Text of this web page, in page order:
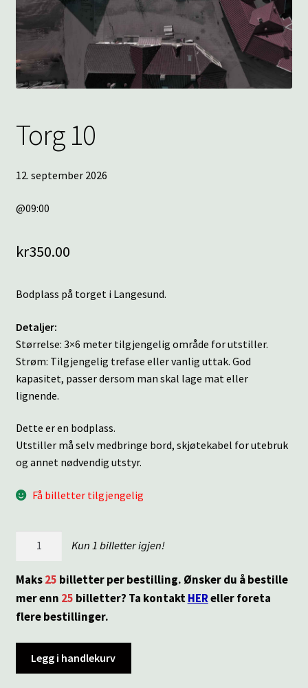
KONTAKT
SPØRSMÅL OG SVAR
HANDLEKURV
Min konto
Torg 10
12. september 2026
@09:00
kr350.00
Bodplass på torget i Langesund.
Detaljer:
Størrelse: 3×6 meter tilgjengelig område for utstiller.
Strøm: Tilgjengelig trefase eller vanlig uttak. God
kapasitet, passer dersom man skal lage mat eller
lignende.
Dette er en bodplass.
Utstiller må selv medbringe bord, skjøtekabel for utebruk
og annet nødvendig utstyr.
Få billetter tilgjengelig
antall
Kun 1 billetter igjen!
Maks25 billetter per bestilling. Ønsker du å bestille
mer enn 25 billetter? Ta kontaktHEReller foreta
flere bestillinger.
Legg i handlekurv